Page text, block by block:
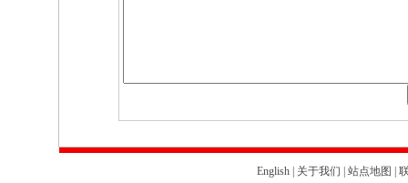
English 关于我们 站点地图